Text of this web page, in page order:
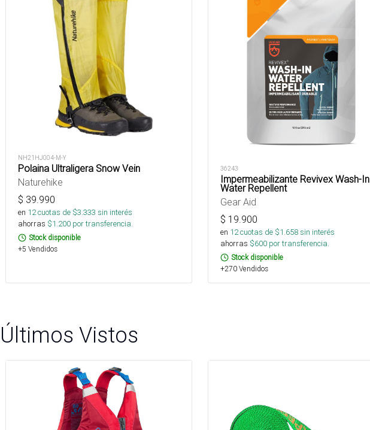
NH21HJ004-M-Y
Polaina Ultraligera Snow Vein
Naturehike
$ 39.990
en 12cuotas de $3.333 sin interés
ahorras $1.200 por transferencia.
Stock disponible
+5 Vendidos
36243
Impermeabilizante Revivex Wash-In
Water Repellent
Gear Aid
$ 19.900
en 12cuotas de $1.658sin interés
ahorras $600 por transferencia.
Stock disponible
+270 Vendidos
Últimos Vistos